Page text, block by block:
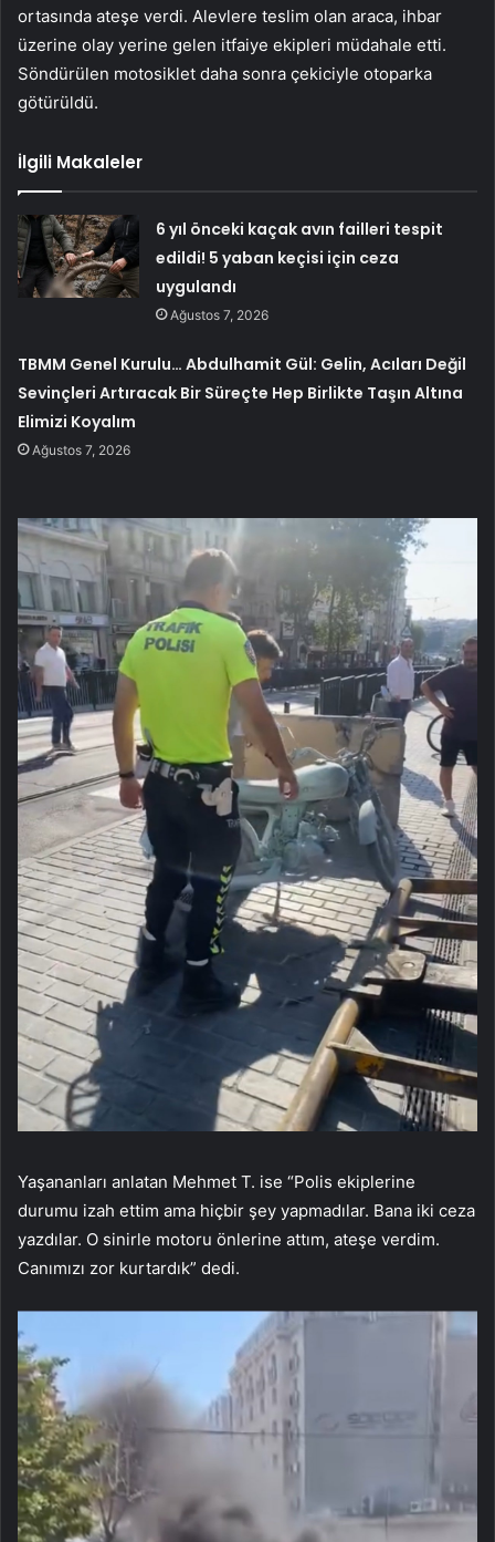
ortasında ateşe verdi. Alevlere teslim olan araca, ihbar
üzerine olay yerine gelen itfaiye ekipleri müdahale etti.
Söndürülen motosiklet daha sonra çekiciyle otoparka
götürüldü.
İlgili Makaleler
6 yıl önceki kaçak avın failleri tespit
edildi! 5 yaban keçisi için ceza
uygulandı
Ağustos 7, 2026
TBMM Genel Kurulu… Abdulhamit Gül: Gelin, Acıları Değil
Sevinçleri Artıracak Bir Süreçte Hep Birlikte Taşın Altına
Elimizi Koyalım
Ağustos 7, 2026
Yaşananları anlatan Mehmet T. ise “Polis ekiplerine
durumu izah ettim ama hiçbir şey yapmadılar. Bana iki ceza
yazdılar. O sinirle motoru önlerine attım, ateşe verdim.
Canımızı zor kurtardık” dedi.